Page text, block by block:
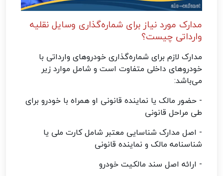
مدارک مورد نیاز برای شماره‌گذاری وسایل نقلیه
وارداتی چیست؟
مدارک لازم برای شماره‌گذاری خودروهای وارداتی با
خودروهای داخلی متفاوت است و شامل موارد زیر
می‌باشد:
- حضور مالک یا نماینده قانونی او همراه با خودرو برای
طی مراحل قانونی
- اصل مدارک شناسایی معتبر شامل کارت ملی یا
شناسنامه مالک و نماینده قانونی
- ارائه اصل سند مالکیت خودرو